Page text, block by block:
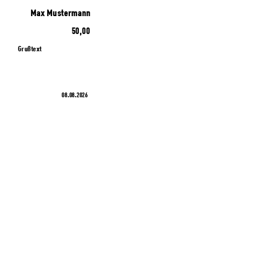
Max Mustermann
50,00
Grußtext
08.08.2026